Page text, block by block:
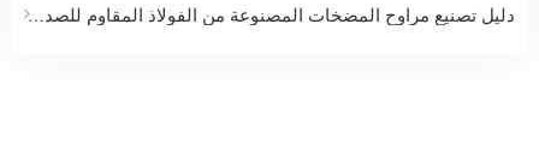
دليل تصنيع مراوح المضخات المصنوعة من الفولاذ المقاوم للصدأ